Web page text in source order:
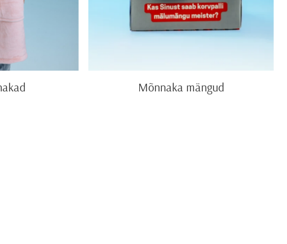
Mõnnaka mängud